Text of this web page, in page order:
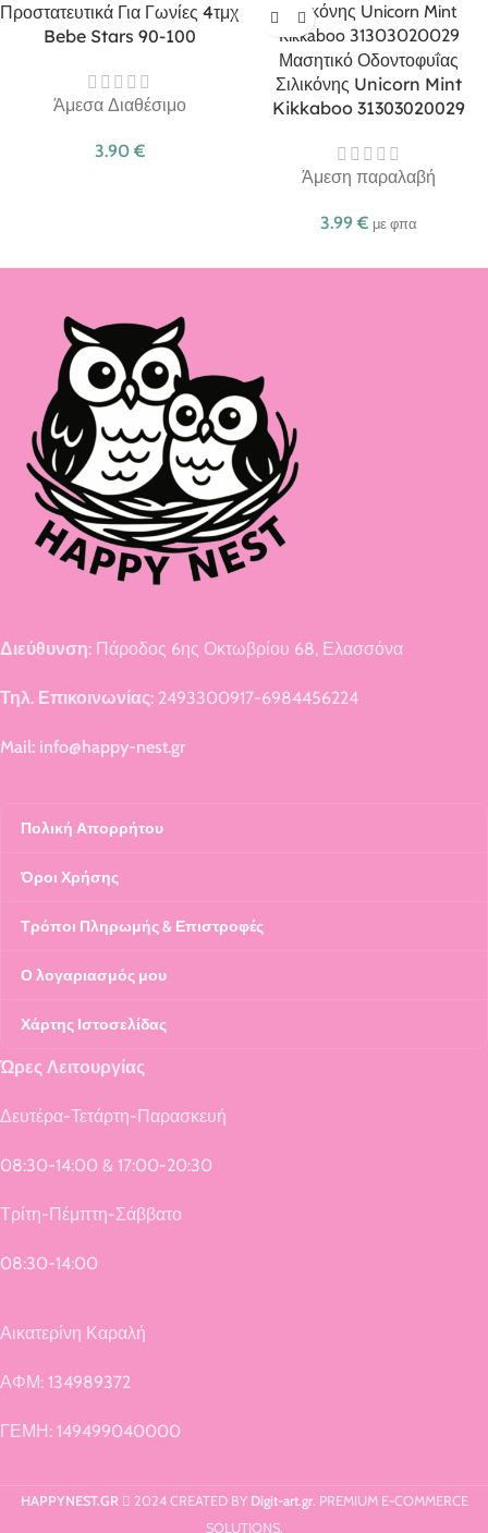
Προστατευτικά Για Γωνίες 4τμχ
Bebe Stars 90-100
Άμεσα Διαθέσιμο
3.90 €
Μασητικό Οδοντοφυΐας
Σιλικόνης Unicorn Mint
Kikkaboo 31303020029
Άμεση παραλαβή
3.99 € με φπα
Διεύθυνση: Πάροδος 6ης Οκτωβρίου 68, Ελασσόνα
Τηλ. Επικοινωνίας: 2493300917-6984456224
Mail: info@happy-nest.gr
Πολική Απορρήτου
Όροι Χρήσης
Τρόποι Πληρωμής & Επιστροφές
Ο λογαριασμός μου
Χάρτης Ιστοσελίδας
Ώρες Λειτουργίας
Δευτέρα-Τετάρτη-Παρασκευή
08:30-14:00 & 17:00-20:30
Τρίτη-Πέμπτη-Σάββατο
08:30-14:00
Αικατερίνη Καραλή
ΑΦΜ: 134989372
ΓΕΜΗ: 149499040000
HAPPYNEST.GR 2024 CREATED BY Digit-art.gr. PREMIUM E-COMMERCE
SOLUTIONS.